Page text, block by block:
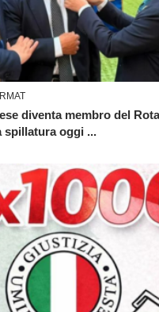
diventa membro del
spillatura oggi ...